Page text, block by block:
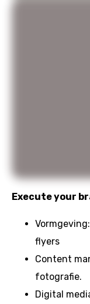
Execute your
flyers
Content
fotografie.
Digital